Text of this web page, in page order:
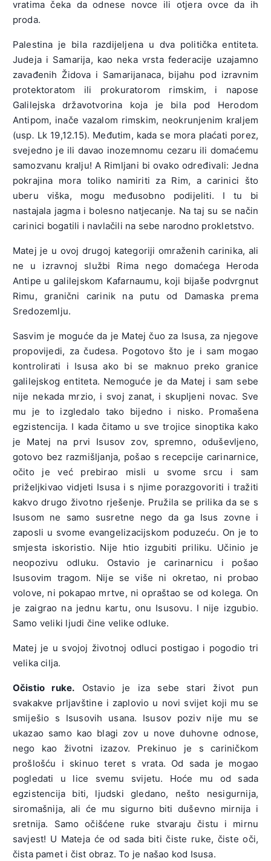
vratima čeka da odnese novce ili otjera ovce da ih
proda.
Palestina je bila razdijeljena u dva politička entiteta.
Judeja i Samarija, kao neka vrsta federacije uzajamno
zavađenih Židova i Samarijanaca, bijahu pod izravnim
protektoratom ili prokuratorom rimskim, i napose
Galilejska državotvorina koja je bila pod Herodom
Antipom, inače vazalom rimskim, neokrunjenim kraljem
(usp. Lk 19,12.15). Međutim, kada se mora plaćati porez,
svejedno je ili davao inozemnomu cezaru ili domaćemu
samozvanu kralju! A Rimljani bi ovako određivali: Jedna
pokrajina mora toliko namiriti za Rim, a carinici što
uberu viška, mogu međusobno podijeliti. I tu bi
nastajala jagma i bolesno natjecanje. Na taj su se način
carinici bogatili i navlačili na sebe narodno prokletstvo.
Matej je u ovoj drugoj kategoriji omraženih carinika, ali
ne u izravnoj službi Rima nego domaćega Heroda
Antipe u galilejskom Kafarnaumu, koji bijaše podvrgnut
Rimu, granični carinik na putu od Damaska prema
Sredozemlju.
Sasvim je moguće da je Matej čuo za Isusa, za njegove
propovijedi, za čudesa. Pogotovo što je i sam mogao
kontrolirati i Isusa ako bi se maknuo preko granice
galilejskog entiteta. Nemoguće je da Matej i sam sebe
nije nekada mrzio, i svoj zanat, i skupljeni novac. Sve
mu je to izgledalo tako bijedno i nisko. Promašena
egzistencija. I kada čitamo u sve trojice sinoptika kako
je Matej na prvi Isusov zov, spremno, oduševljeno,
gotovo bez razmišljanja, pošao s recepcije carinarnice,
očito je već prebirao misli u svome srcu i sam
priželjkivao vidjeti Isusa i s njime porazgovoriti i tražiti
kakvo drugo životno rješenje. Pružila se prilika da se s
Isusom ne samo susretne nego da ga Isus zovne i
zaposli u svome evangelizacijskom poduzeću. On je to
smjesta iskoristio. Nije htio izgubiti priliku. Učinio je
neopozivu odluku. Ostavio je carinarnicu i pošao
Isusovim tragom. Nije se više ni okretao, ni probao
volove, ni pokapao mrtve, ni opraštao se od kolega. On
je zaigrao na jednu kartu, onu Isusovu. I nije izgubio.
Samo veliki ljudi čine velike odluke.
Matej je u svojoj životnoj odluci postigao i pogodio tri
velika cilja.
Očistio ruke. Ostavio je iza sebe stari život pun
svakakve prljavštine i zaplovio u novi svijet koji mu se
smiješio s Isusovih usana. Isusov poziv nije mu se
ukazao samo kao blagi zov u nove duhovne odnose,
nego kao životni izazov. Prekinuo je s cariničkom
prošlošću i skinuo teret s vrata. Od sada je mogao
pogledati u lice svemu svijetu. Hoće mu od sada
egzistencija biti, ljudski gledano, nešto nesigurnija,
siromašnija, ali će mu sigurno biti duševno mirnija i
sretnija. Samo očišćene ruke stvaraju čistu i mirnu
savjest! U Mateja će od sada biti čiste ruke, čiste oči,
čista pamet i čist obraz. To je našao kod Isusa.